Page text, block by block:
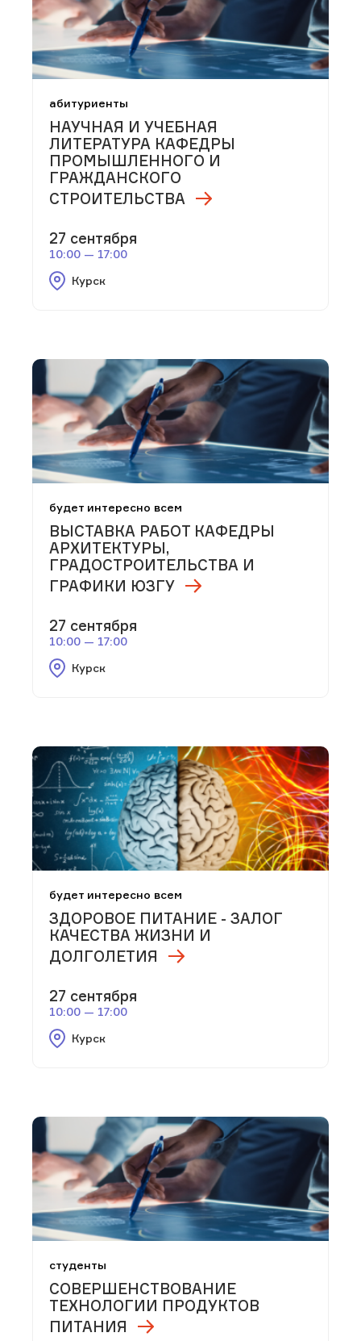
абитуриенты
НАУЧНАЯ И УЧЕБНАЯ
ЛИТЕРАТУРА КАФЕДРЫ
ПРОМЫШЛЕННОГО И
ГРАЖДАНСКОГО
СТРОИТЕЛЬСТВА
27 сентября
10:00 — 17:00
Курск
будет интересно всем
ВЫСТАВКА РАБОТ КАФЕДРЫ
АРХИТЕКТУРЫ,
ГРАДОСТРОИТЕЛЬСТВА И
ГРАФИКИ ЮЗГУ
27 сентября
10:00 — 17:00
Курск
будет интересно всем
ЗДОРОВОЕ ПИТАНИЕ - ЗАЛОГ
КАЧЕСТВА ЖИЗНИ И
ДОЛГОЛЕТИЯ
27 сентября
10:00 — 17:00
Курск
студенты
СОВЕРШЕНСТВОВАНИЕ
ТЕХНОЛОГИИ ПРОДУКТОВ
ПИТАНИЯ